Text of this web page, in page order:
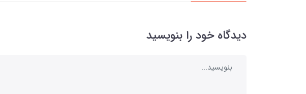
دیدگاه خود را بنویسید